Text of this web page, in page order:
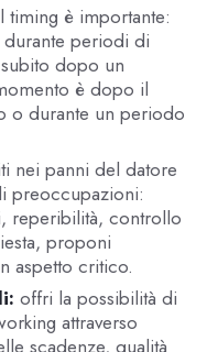
timing è importante:
durante periodi di
dopo un
è dopo il
o durante un periodo
nei panni del datore
preoccupazioni:
reperibilità, controllo
proponi
aspetto critico.
offri la possibilità di
attraverso
scadenze, qualità